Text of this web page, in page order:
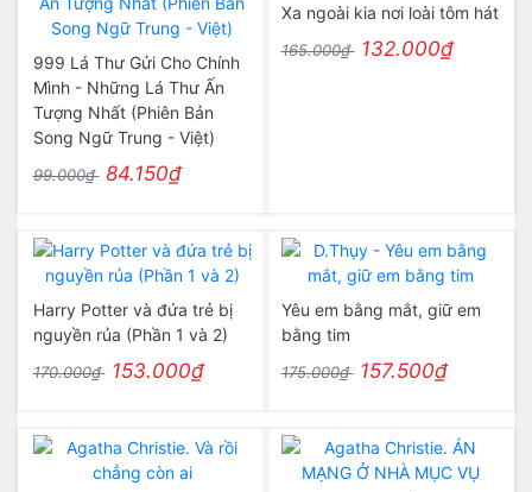
999 Lá Thư Gửi Cho Chính
Mình - Những Lá Thư Ấn
Tượng Nhất (Phiên Bản
Song Ngữ Trung - Việt)
99.000₫ 84.150₫
Xa ngoài kia nơi loài tôm hát
165.000₫ 132.000₫
Harry Potter và đứa trẻ bị
nguyền rủa (Phần 1 và 2)
170.000₫ 153.000₫
Yêu em bằng mắt, giữ em
bằng tim
175.000₫ 157.500₫